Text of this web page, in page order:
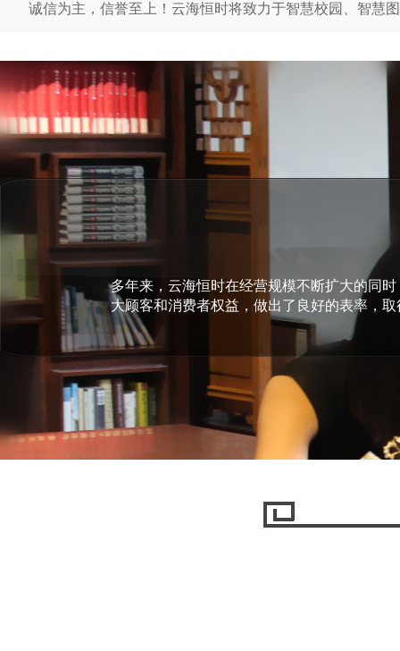
诚信为主，信誉至上！ 云海恒时将致力于智慧校园、智慧
多年来，云海恒时在经营规模不断扩大的同
大顾客和消费者权益，做出了良好的表率，